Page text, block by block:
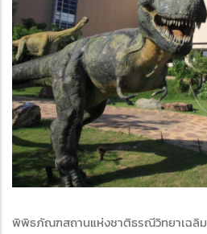
พิพิธภัณฑสถานแห่งชาติธรณีวิทยาเฉลิม